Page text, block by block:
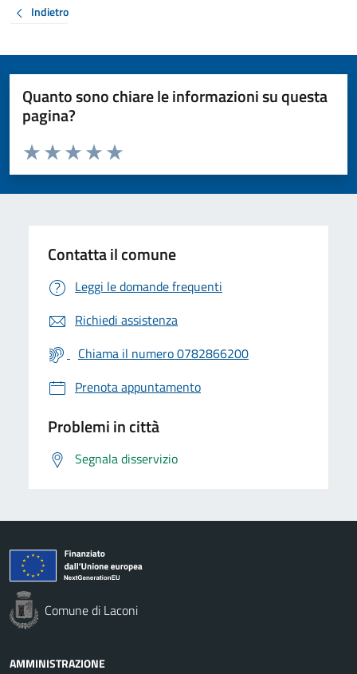
Indietro
Quanto sono chiare le informazioni su questa
pagina?
Valuta da 1 a 5 stelle la pagina
Valuta 5 stelle su 5
Valuta 4 stelle su 5
Valuta 3 stelle su 5
Valuta 2 stelle su 5
Valuta 1 stelle su 5
Contatta il comune
Leggi le domande frequenti
Richiedi assistenza
Chiama il numero 0782866200
Prenota appuntamento
Problemi in città
Segnala disservizio
Comune di Laconi
AMMINISTRAZIONE